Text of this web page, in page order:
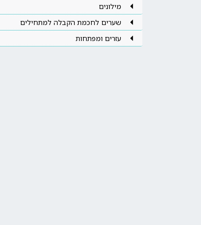
מילונים
שערים לחכמת הקבלה למתחילים
עזרים ומפתחות